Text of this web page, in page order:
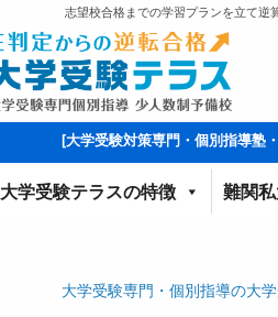
志望校合格までの学習プランを立て逆
[大学受験対策専門・個別指導塾
大学受験テラスの特徴 難関
大学受験専門・個別指導の大